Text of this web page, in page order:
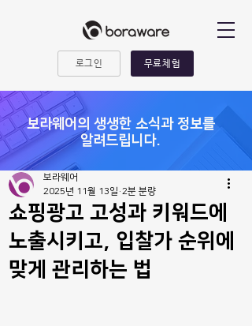
로그인 무료체험
​보라웨어의 생생한 소식과 정보를
알려드립니다.
쇼핑광고 고성과 키워드에
노출시키고, 입찰가 순위에
맞게 관리하는 법
보라웨어
2025년 11월 13일 2분 분량